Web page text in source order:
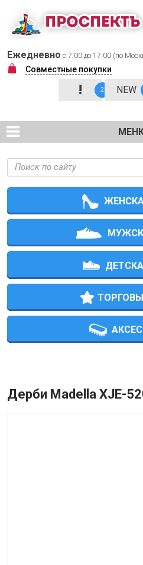
Ежедневно с 7:00 до 17:00 (по
Совместные покупки
! 2 NEW
Дерби Madella XJE-